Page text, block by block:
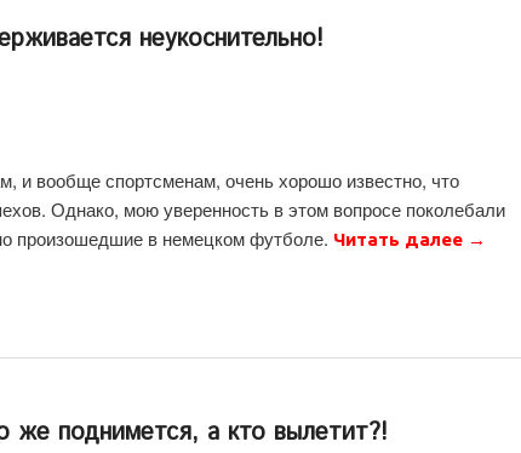
неукоснительно!
и вообще спортсменам, очень хорошо известно, что
Однако, мою уверенность в этом вопросе поколебали
произошедшие в немецком футболе. Читать далее →
же поднимется, а кто вылетит?!